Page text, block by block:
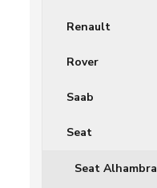
Renault
Rover
Saab
Seat
Seat Alhambra